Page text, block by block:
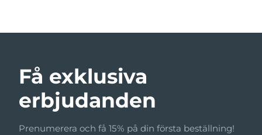
Få exklusiva
erbjudanden
Prenumerera och få 15% på din första beställning!